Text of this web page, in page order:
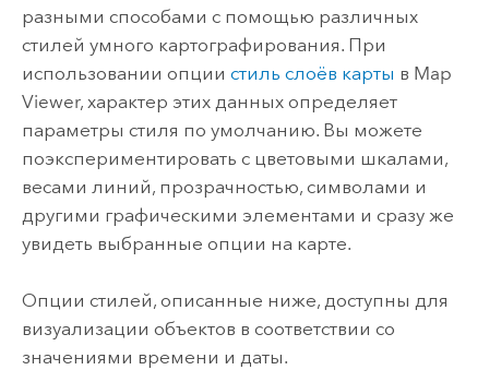
разными способами с помощью различных
стилей умного картографирования. При
использовании опции стиль слоёв карты в Map
Viewer, характер этих данных определяет
параметры стиля по умолчанию. Вы можете
поэкспериментировать с цветовыми шкалами,
весами линий, прозрачностью, символами и
другими графическими элементами и сразу же
увидеть выбранные опции на карте.
Опции стилей, описанные ниже, доступны для
визуализации объектов в соответствии со
значениями времени и даты.